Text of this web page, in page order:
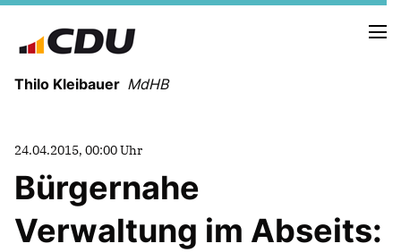
Thilo Kleibauer MdHB
NEWSLETTER
24.04.2015, 00:00 Uhr
Bürgernahe
Verwaltung im Abseits: